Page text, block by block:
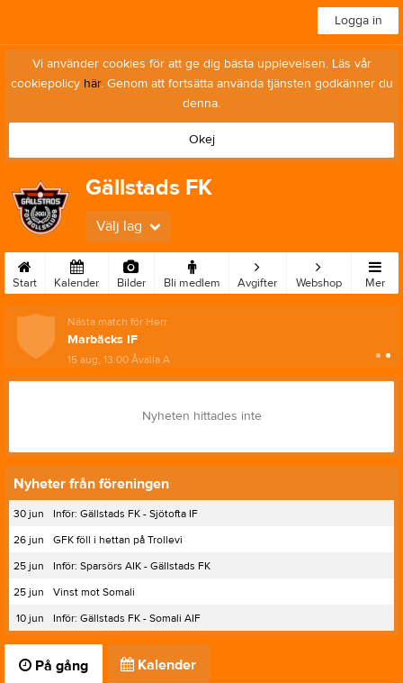
Logga in
Vi använder cookies för att ge dig bästa upplevelsen. Läs vår
cookiepolicy här. Genom att fortsätta använda tjänsten godkänner du
denna.
Okej
Gällstads FK
Välj lag
Start Kalender Bilder Bli medlem Avgifter Webshop Mer
Nästa match för Herr
Marbäcks IF
15 aug, 13:00Åvalla A
Nyheten hittades inte
Nyheter från föreningen
30 jun
Inför: Gällstads FK - Sjötofta IF
26 jun
GFK föll i hettan på Trollevi
25 jun
Inför: Sparsörs AIK - Gällstads FK
25 jun
Vinst mot Somali
10 jun
Inför: Gällstads FK - Somali AIF
På gång Kalender